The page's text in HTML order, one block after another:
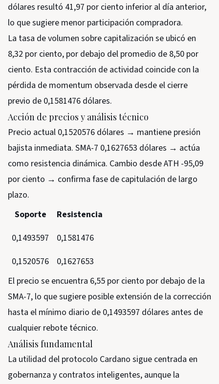
dólares resultó 41,97 por ciento inferior al día anterior,
lo que sugiere menor participación compradora.
La tasa de volumen sobre capitalización se ubicó en
8,32 por ciento, por debajo del promedio de 8,50 por
ciento. Esta contracción de actividad coincide con la
pérdida de momentum observada desde el cierre
previo de 0,1581476 dólares.
Acción de precios y análisis técnico
Precio actual 0,1520576 dólares → mantiene presión
bajista inmediata. SMA-7 0,1627653 dólares → actúa
como resistencia dinámica. Cambio desde ATH -95,09
por ciento → confirma fase de capitulación de largo
plazo.
Soporte
Resistencia
0,1493597
0,1581476
0,1520576
0,1627653
El precio se encuentra 6,55 por ciento por debajo de la
SMA-7, lo que sugiere posible extensión de la corrección
hasta el mínimo diario de 0,1493597 dólares antes de
cualquier rebote técnico.
Análisis fundamental
La utilidad del protocolo Cardano sigue centrada en
gobernanza y contratos inteligentes, aunque la